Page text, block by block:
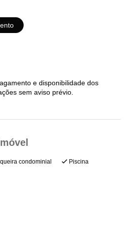
e disponibilidade dos
sem aviso prévio.
condominial Piscina